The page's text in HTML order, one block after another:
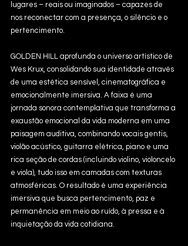
lugares – reais ou imaginados – capazes de
nos reconectar com a presença, o silêncio e o
pertencimento.
GOLDEN HILL aprofunda o universo artístico de
Wes Krux, consolidando sua identidade através
de uma estética sensível, cinematográfica e
emocionalmente imersiva. A faixa é uma
jornada sonora contemplativa que transforma a
exaustão emocional da vida moderna em uma
paisagem auditiva, combinando vocais gentis,
violão acústico, guitarra elétrica, piano e uma
rica seção de cordas (incluindo violino, violoncelo
e viola), tudo isso em camadas com texturas
atmosféricas. O resultado é uma experiência
imersiva que busca pertencimento, paz e
permanência em meio ao ruído, à pressa e à
inquietação da vida cotidiana.